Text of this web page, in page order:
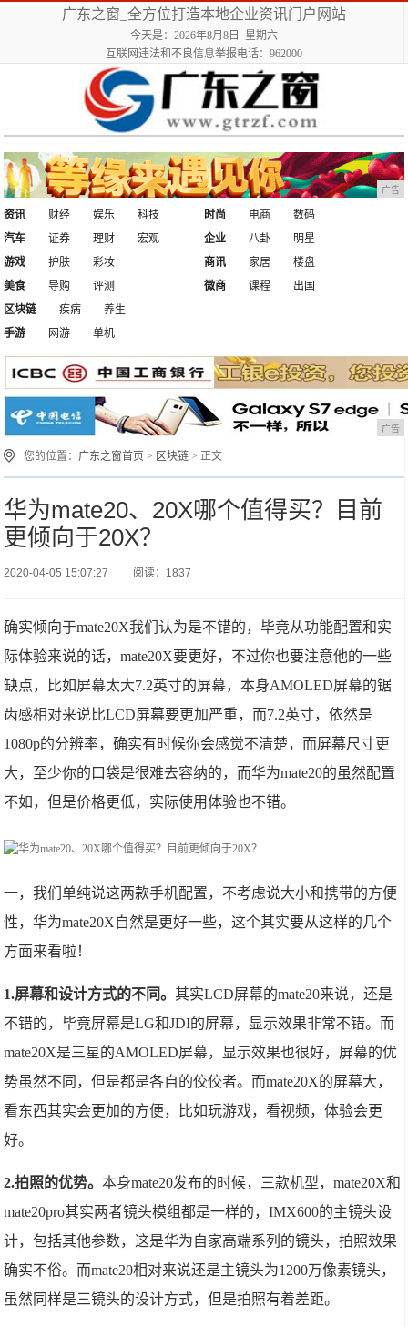
广东之窗_全方位打造本地企业资讯门户网站
今天是：2026年8月8日 星期六
互联网违法和不良信息举报电话：962000
广告
资讯 财经 娱乐
科技
汽车
证券 理财 宏观
时尚 电商
数码
企业
八卦
明星
游戏
护肤
彩妆
美食
导购 评测
商讯 家居
楼盘
微商
课程
出国
区块链
疾病
养生
手游
网游 单机
广告
您的位置： 广东之窗首页 > 区块链 > 正文
华为mate20、20X哪个值得买？目前
更倾向于20X？
2020-04-05 15:07:27 阅读：1837
确实倾向于mate20X我们认为是不错的，毕竟从功能配置和实
际体验来说的话，mate20X要更好，不过你也要注意他的一些
缺点，比如屏幕太大7.2英寸的屏幕，本身AMOLED屏幕的锯
齿感相对来说比LCD屏幕要更加严重，而7.2英寸，依然是
1080p的分辨率，确实有时候你会感觉不清楚，而屏幕尺寸更
大，至少你的口袋是很难去容纳的，而华为mate20的虽然配置
不如，但是价格更低，实际使用体验也不错。
一，我们单纯说这两款手机配置，不考虑说大小和携带的方便
性，华为mate20X自然是更好一些，这个其实要从这样的几个
方面来看啦！
1.屏幕和设计方式的不同。其实LCD屏幕的mate20来说，还是
不错的，毕竟屏幕是LG和JDI的屏幕，显示效果非常不错。而
mate20X是三星的AMOLED屏幕，显示效果也很好，屏幕的优
势虽然不同，但是都是各自的佼佼者。而mate20X的屏幕大，
看东西其实会更加的方便，比如玩游戏，看视频，体验会更
好。
2.拍照的优势。本身mate20发布的时候，三款机型，mate20X和
mate20pro其实两者镜头模组都是一样的，IMX600的主镜头设
计，包括其他参数，这是华为自家高端系列的镜头，拍照效果
确实不俗。而mate20相对来说还是主镜头为1200万像素镜头，
虽然同样是三镜头的设计方式，但是拍照有着差距。